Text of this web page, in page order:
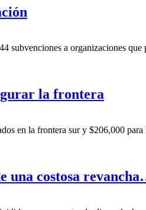
subvenciones a organizaciones que
la frontera
en la frontera sur y $206,000 para
una costosa